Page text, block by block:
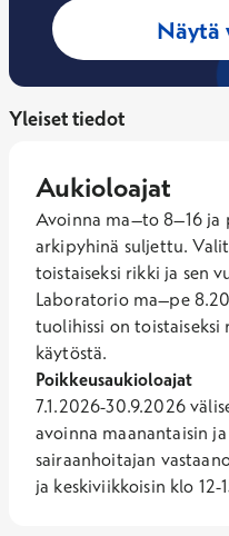
Näytä
Yleiset tiedot
Aukioloajat
Avoinna ma–to 8–16 ja
arkipyhinä suljettu.
toistaiseksi rikki ja sen
Laboratorio ma–pe
tuolihissi on toistaiseksi
käytöstä.
Poikkeusaukioloajat
7.1.2026-30.9.2026
avoinna maanantaisin
sairaanhoitajan
ja keskiviikkoisin klo 12-